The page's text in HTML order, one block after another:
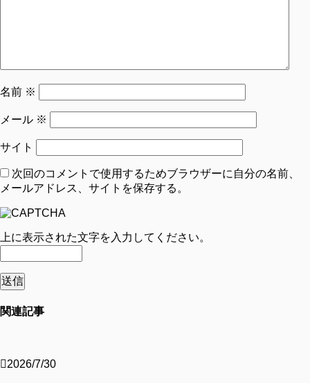
名前 ※
メール ※
サイト
次回のコメントで使用するためブラウザーに自分の名前、
メールアドレス、サイトを保存する。
上に表示された文字を入力してください。
関連記事
2026/7/30